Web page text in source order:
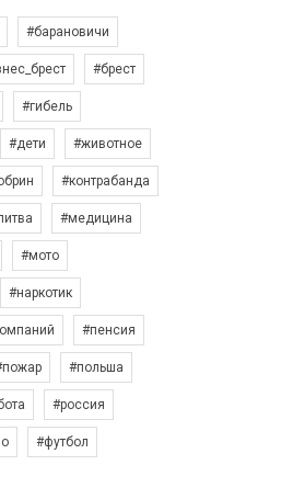
#барановичи
#брест
#гибель
#дети #животное
#контрабанда
#медицина
#мото
#наркотик
#пенсия
#польша
#россия
#футбол